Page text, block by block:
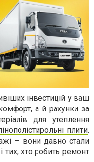
інвестицій у ваш
а й рахунки за
для утеплення
плити.
— вони давно стали
тих, хто робить ремонт